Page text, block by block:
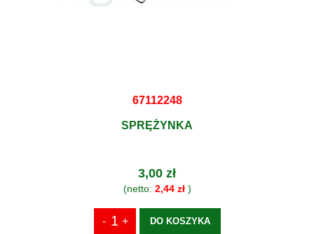
67112248
SPRĘŻYNKA
3,00 zł
(netto: 2,44 zł)
DO KOSZYKA